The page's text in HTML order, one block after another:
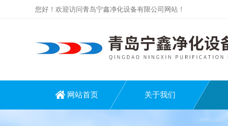
您好！欢迎访问青岛宁鑫净化设备有限公司网站！
网站首页 关于我们